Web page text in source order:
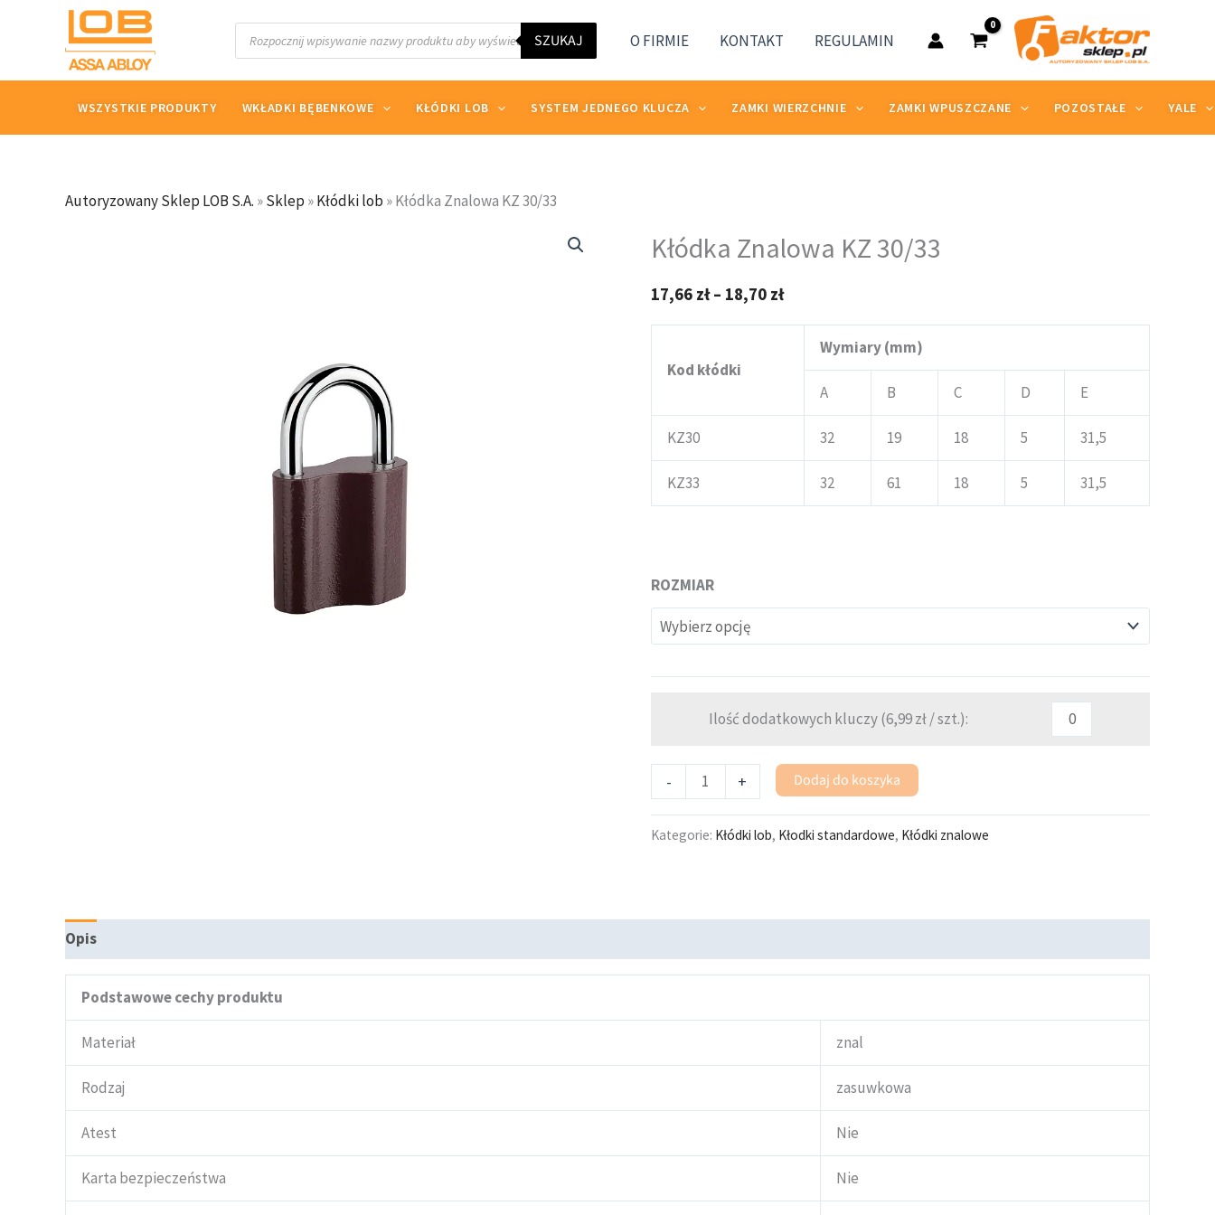
Wyszukiwarka
produktów SZUKAJ O FIRMIE KONTAKT REGULAMIN
WSZYSTKIE PRODUKTY WKŁADKI BĘBENKOWE KŁÓDKI LOB SYSTEM JEDNEGO KLUCZA ZAMKI WIERZCHNIE ZAMKI WPUSZCZANE POZOSTAŁE YALE
Autoryzowany Sklep LOB S.A. »Sklep »Kłódki lob »Kłódka Znalowa KZ 30/33
Kłódka Znalowa KZ 30/33
17,66 zł – 18,70 zł
cen:
17,66 zł
do
18,70 zł
Kod kłódki
Wymiary (mm)
A B C D E
KZ30 32 19 18 5 31,5
KZ33 32 61 18 5 31,5
ROZMIAR
Ilość dodatkowych kluczy (6,99zł/ szt.):
-
Kłódka
KZ
30/33
+ Dodaj do koszyka
Kategorie: Kłódki lob, Kłodki standardowe, Kłódki znalowe
Opis
Podstawowe cechy produktu
Materiał znal
Rodzaj zasuwkowa
Atest Nie
Karta bezpieczeństwa Nie
17,66 zł
do
18,70 zł